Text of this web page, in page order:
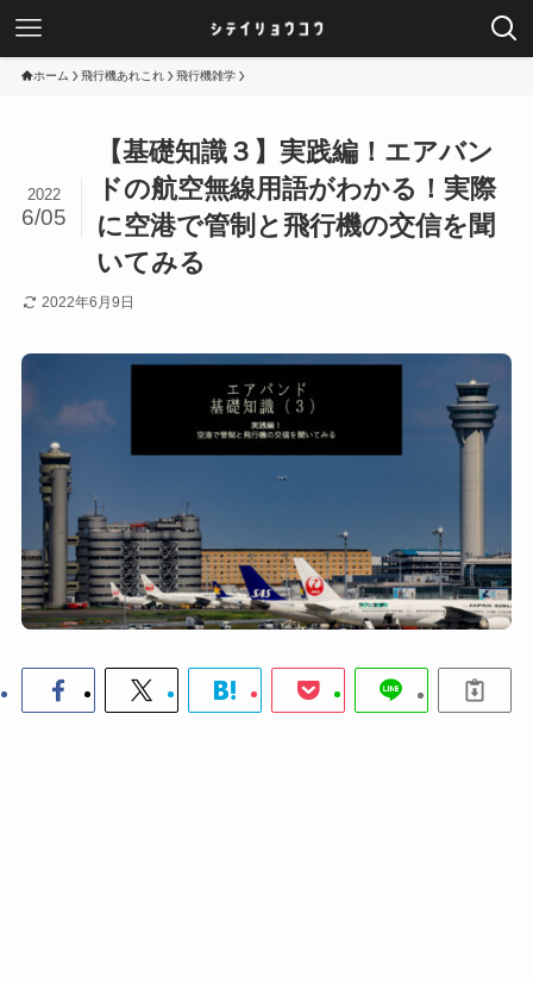
ホーム 飛行機あれこれ 飛行機雑学
【基礎知識３】実践編！エアバン
ドの航空無線用語がわかる！実際
に空港で管制と飛行機の交信を聞
いてみる
2022
6/05
2022年6月9日